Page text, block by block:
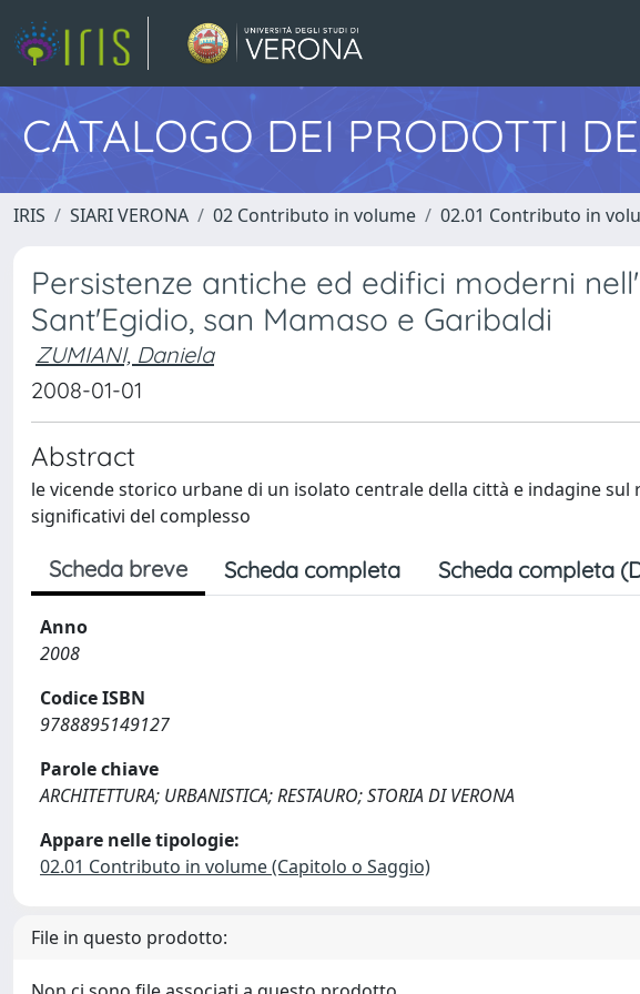
CATALOGO DEI PRODOTTI
IRIS SIARI VERONA 02 Contributo in volume 02.01 Contributo in
Persistenze antiche ed edifici moderni
Sant'Egidio, san Mamaso e Garibaldi
ZUMIANI, Daniela
2008-01-01
Abstract
le vicende storico urbane di un isolato centrale della città e indagine
significativi del complesso
Scheda breve Scheda completa Scheda completa
Anno
2008
Codice ISBN
9788895149127
Parole chiave
ARCHITETTURA; URBANISTICA; RESTAURO; STORIA DI VERONA
Appare nelle tipologie:
02.01 Contributo in volume (Capitolo o Saggio)
File in questo prodotto: